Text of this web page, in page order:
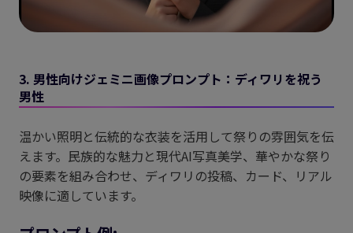
3. 男性向けジェミニ画像プロンプト：ディワリを祝う
男性
温かい照明と伝統的な衣装を活用して祭りの雰囲気を伝
えます。民族的な魅力と現代AI写真美学、華やかな祭り
の要素を組み合わせ、ディワリの投稿、カード、リアル
映像に適しています。